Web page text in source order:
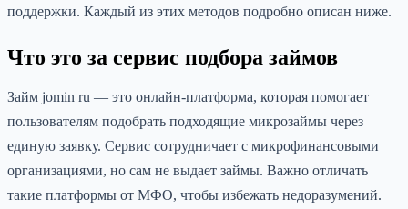
поддержки. Каждый из этих методов подробно описан ниже.
Что это за сервис подбора займов
Займ jomin ru — это онлайн-платформа, которая помогает
пользователям подобрать подходящие микрозаймы через
единую заявку. Сервис сотрудничает с микрофинансовыми
организациями, но сам не выдает займы. Важно отличать
такие платформы от МФО, чтобы избежать недоразумений.